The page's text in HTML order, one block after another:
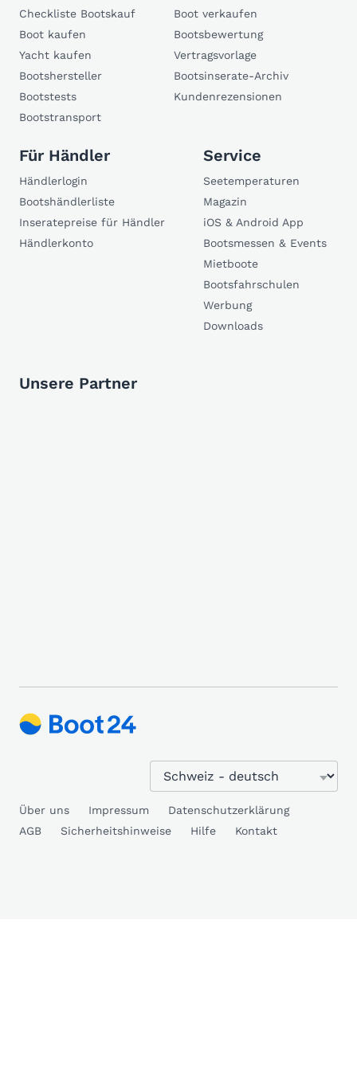
Checkliste Bootskauf
Boot kaufen
Yacht kaufen
Bootshersteller
Bootstests
Bootstransport
Boot verkaufen
Bootsbewertung
Vertragsvorlage
Bootsinserate-Archiv
Kundenrezensionen
Für Händler
Händlerlogin
Bootshändlerliste
Inseratepreise für Händler
Händlerkonto
Service
Seetemperaturen
Magazin
iOS & Android App
Bootsmessen & Events
Mietboote
Bootsfahrschulen
Werbung
Downloads
Unsere Partner
Über uns Impressum
Datenschutzerklärung
AGB
Sicherheitshinweise Hilfe Kontakt